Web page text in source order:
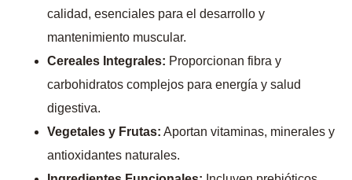
calidad, esenciales para el desarrollo y
mantenimiento muscular.
Cereales Integrales: Proporcionan fibra y
carbohidratos complejos para energía y salud
digestiva.
Vegetales y Frutas: Aportan vitaminas, minerales y
antioxidantes naturales.